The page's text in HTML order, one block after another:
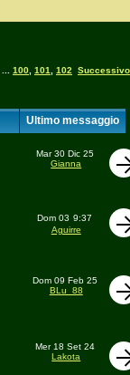
100 101 102 Successivo
Ultimo messaggio
Mar 30 Dic 25
Gianna
Dom 03 9:37
Aguirre
Dom 09 Feb 25
BLu_88
Mer 18 Set 24
Lakota